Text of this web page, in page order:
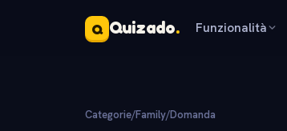
Q Quizado. Funzionalità
Categorie/Family/Domanda